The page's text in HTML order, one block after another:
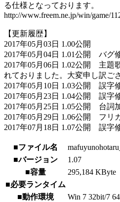
る仕様となっております。
http://www.freem.ne.jp/win/game/
【更新履歴】
2017年05月03日 1.00公開
2017年05月04日 1.01公開 バグ
2017年05月06日 1.02公開 主題
れておりました。大変申し訳ご
2017年05月10日 1.03公開 誤字
2017年05月23日 1.04公開 誤字
2017年05月25日 1.05公開 台詞
2017年05月29日 1.06公開 フリ
2017年07月18日 1.07公開 誤字
■ファイル名
■バージョン
1.07
■容量
295,184 KByte
■必要ランタイム
■動作環境
Win 7 32bit/7